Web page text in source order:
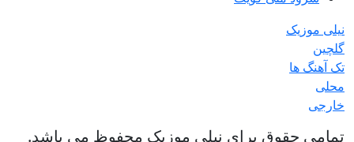
نیلی موزیک
گلچین
تک آهنگ ها
محلی
خارجی
تمامی حقوق برای نیلی موزیک محفوظ می باشد.